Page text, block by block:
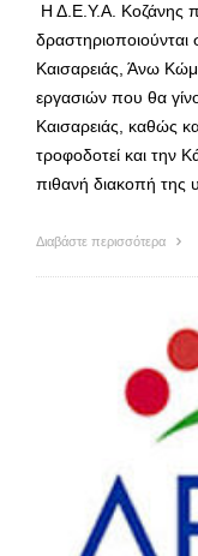
Η Δ.Ε.Υ.Α. Κοζάνης
δραστηριοποιούνται
Καισαρειάς, Άνω
εργασιών που θα
Καισαρειάς, καθώς
τροφοδοτεί και την
πιθανή διακοπή της
Διαβάστε περισσότερα